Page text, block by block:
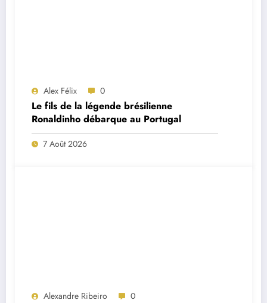
Alex Félix 0
Le fils de la légende brésilienne
Ronaldinho débarque au Portugal
7 Août 2026
Alexandre Ribeiro 0